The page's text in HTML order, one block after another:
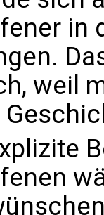
in
weil